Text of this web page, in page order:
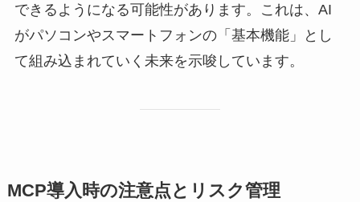
できるようになる可能性があります。これは、AI
がパソコンやスマートフォンの「基本機能」とし
て組み込まれていく未来を示唆しています。
MCP導入時の注意点とリスク管理